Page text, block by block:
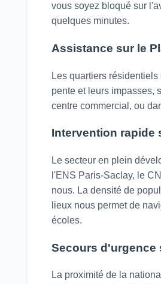
vous soyez bloqué sur
quelques minutes.
Assistance sur le
Les quartiers
pente et leurs impasses,
centre commercial, ou
Intervention rapide
Le secteur en plein
l'ENS Paris-Saclay, le
nous. La densité de
lieux nous permet de
écoles.
Secours d'urgence
La proximité de la